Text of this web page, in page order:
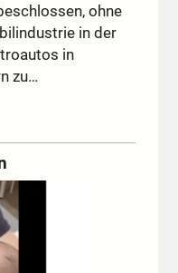
ohne
in der
in
zu…